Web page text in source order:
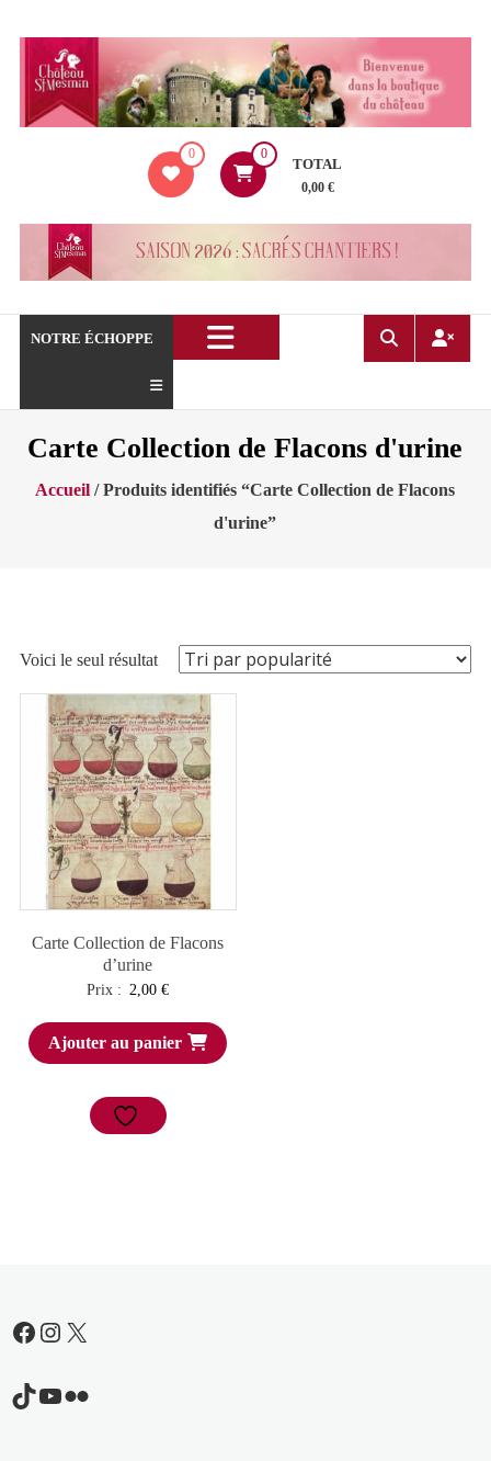
contenu
de
Mesmin
0 0
TOTAL
0,00 €
NOTRE ÉCHOPPE
Carte Collection de Flacons d'urine
Accueil / Produits identifiés “Carte Collection de Flacons
d'urine”
Voici le seul résultat
Carte Collection de Flacons
d’urine
Prix : 2,00€
Ajouter au panier
Facebook
Instagram
X
TikTok
YouTube
Flickr